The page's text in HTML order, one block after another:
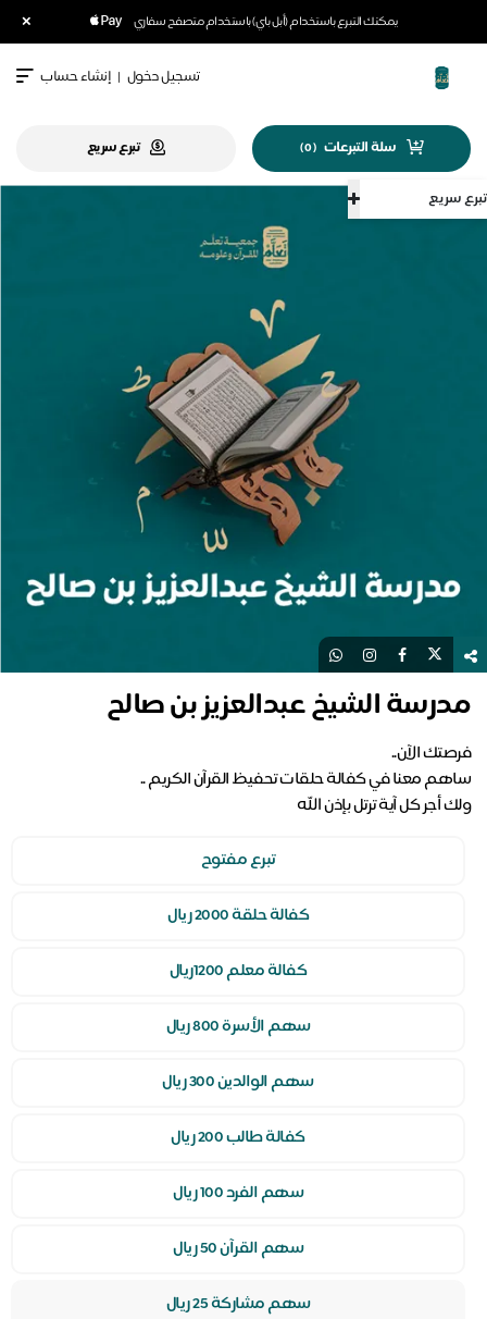
يمكنك التبرع باستخدام (أبل باي) باستخدام متصفح سفاري ×
تبرع سريع
تسجيل دخول | إنشاء حساب
سلة التبرعات (
0
) تبرع سريع
مدرسة الشيخ عبدالعزيز بن صالح
ولك أجر كل آية ترتل بإذن الله
تبرع مفتوح
كفالة حلقة 2000 ريال
كفالة معلم 1200ريال
سهم الأسرة 800 ريال
سهم الوالدين 300 ريال
كفالة طالب 200 ريال
سهم الفرد 100 ريال
سهم القرآن 50 ريال
سهم مشاركة 25 ريال